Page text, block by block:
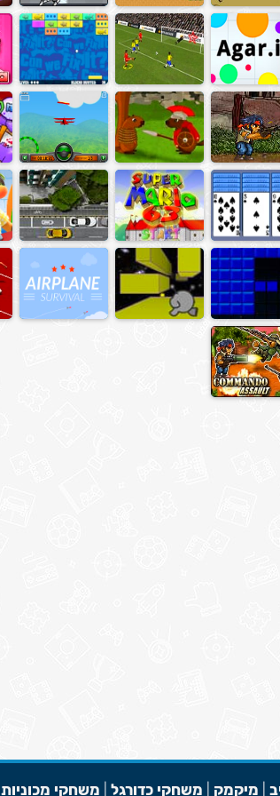
מיקמק משחקי כדורגל משחקי מכוניות